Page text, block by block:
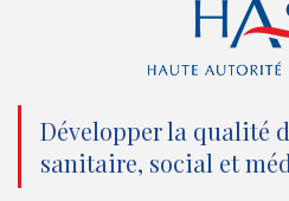
n
o
u
k
(
n
o
Développer la qualité
sanitaire, social et